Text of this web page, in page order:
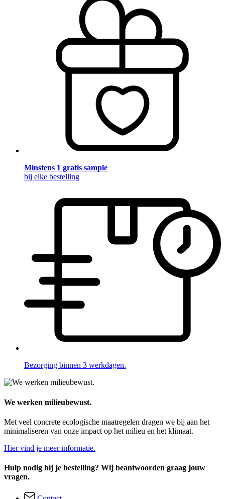
Minstens 1 gratis sample
bij elke bestelling
Bezorging binnen 3 werkdagen.
We werken milieubewust.
Met veel concrete ecologische maatregelen dragen we bij aan het
minimaliseren van onze impact op het milieu en het klimaat.
Hier vind je meer informatie.
Hulp nodig bij je bestelling? Wij beantwoorden graag jouw
vragen.